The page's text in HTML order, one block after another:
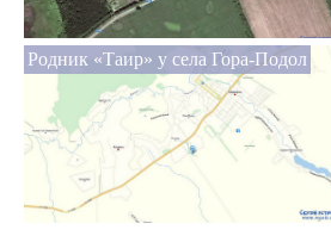
Родник «Таир» у села Гора-Подол